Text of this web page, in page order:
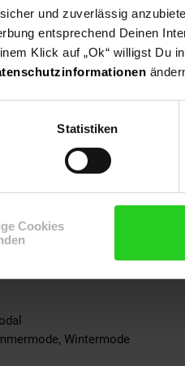
und zuverlässig
entsprechend Deinen
Klick auf „Ok“ willigst Du
Statistiken
Cookies
Wintermode